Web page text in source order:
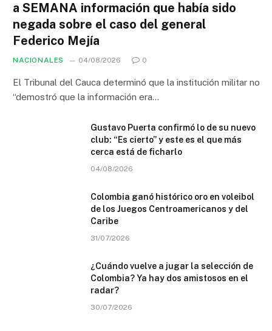
a SEMANA información que había sido
negada sobre el caso del general
Federico Mejía
NACIONALES 04/08/2026 0
El Tribunal del Cauca determinó que la institución militar no
“demostró que la información era…
Gustavo Puerta confirmó lo de su nuevo
club: “Es cierto” y este es el que más
cerca está de ficharlo
04/08/2026
Colombia ganó histórico oro en voleibol
de los Juegos Centroamericanos y del
Caribe
31/07/2026
¿Cuándo vuelve a jugar la selección de
Colombia? Ya hay dos amistosos en el
radar?
30/07/2026